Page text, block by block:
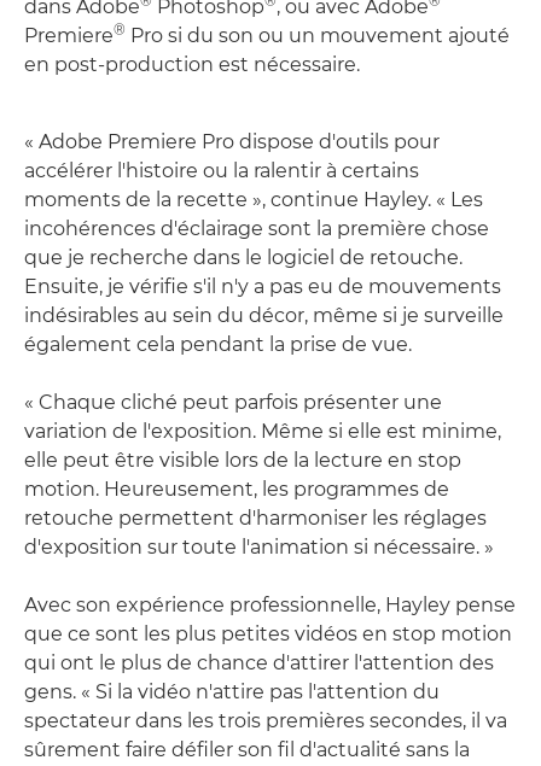
dans Adobe
Photoshop , ou avec Adobe
Premiere® Pro si du son ou un mouvement ajouté
en post-production est nécessaire.
« Adobe Premiere Pro dispose d'outils pour
accélérer l'histoire ou la ralentir à certains
moments de la recette », continue Hayley. « Les
incohérences d'éclairage sont la première chose
que je recherche dans le logiciel de retouche.
Ensuite, je vérifie s'il n'y a pas eu de mouvements
indésirables au sein du décor, même si je surveille
également cela pendant la prise de vue.
« Chaque cliché peut parfois présenter une
variation de l'exposition. Même si elle est minime,
elle peut être visible lors de la lecture en stop
motion. Heureusement, les programmes de
retouche permettent d'harmoniser les réglages
d'exposition sur toute l'animation si nécessaire. »
Avec son expérience professionnelle, Hayley pense
que ce sont les plus petites vidéos en stop motion
qui ont le plus de chance d'attirer l'attention des
gens. « Si la vidéo n'attire pas l'attention du
spectateur dans les trois premières secondes, il va
sûrement faire défiler son fil d'actualité sans la